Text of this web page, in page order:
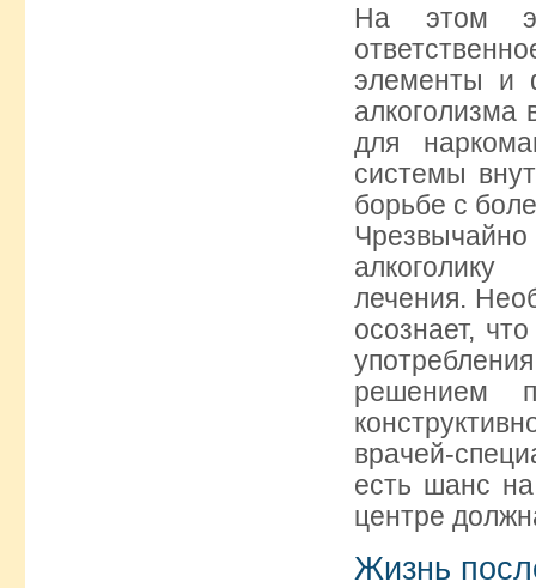
На этом
элементы и
алкоголизма
для
системы
борьбе с
лечения.
осознает,
решением
врачей-
есть шанс
центре
Жизнь